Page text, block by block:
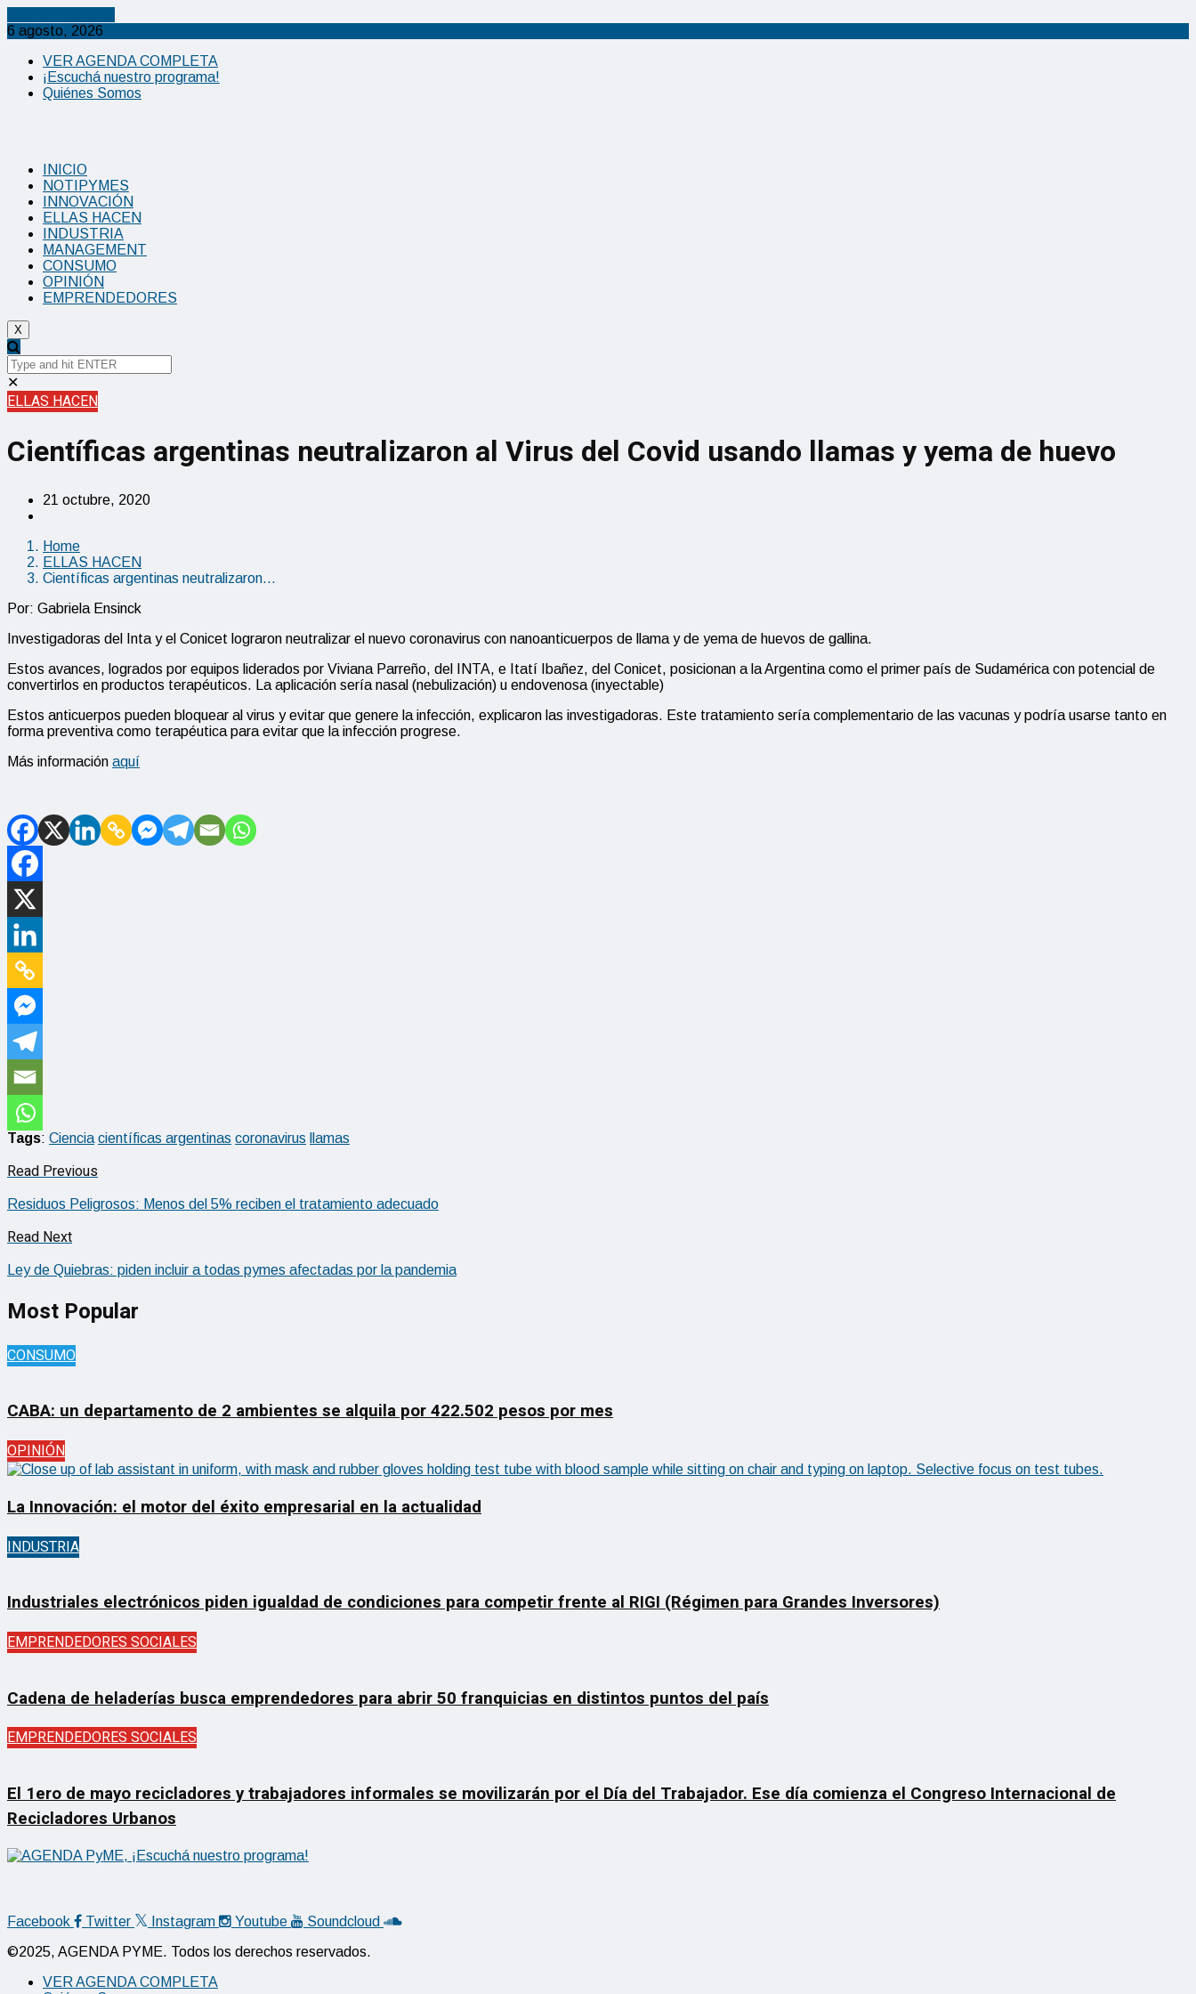
6 agosto, 2026
VER AGENDA COMPLETA
¡Escuchá nuestro programa!
Quiénes Somos
INICIO
NOTIPYMES
INNOVACIÓN
ELLAS HACEN
INDUSTRIA
MANAGEMENT
CONSUMO
OPINIÓN
EMPRENDEDORES
X
✕
ELLAS HACEN
Científicas argentinas neutralizaron al Virus del Covid usando llamas y yema de huevo
21 octubre, 2020
Home
ELLAS HACEN
Científicas argentinas neutralizaron…
Por: Gabriela Ensinck
Investigadoras del Inta y el Conicet lograron neutralizar el nuevo coronavirus con nanoanticuerpos de llama y de yema de huevos de gallina.
Estos avances, logrados por equipos liderados por Viviana Parreño, del INTA, e Itatí Ibañez, del Conicet, posicionan a la Argentina como el primer país de Sudamérica con potencial de
convertirlos en productos terapéuticos. La aplicación sería nasal (nebulización) u endovenosa (inyectable)
Estos anticuerpos pueden bloquear al virus y evitar que genere la infección, explicaron las investigadoras. Este tratamiento sería complementario de las vacunas y podría usarse tanto en
forma preventiva como terapéutica para evitar que la infección progrese.
Más información aquí
Tags: Ciencia científicas argentinas coronavirus llamas
Read Previous
Residuos Peligrosos: Menos del 5% reciben el tratamiento adecuado
Read Next
Ley de Quiebras: piden incluir a todas pymes afectadas por la pandemia
Most Popular
CONSUMO
CABA: un departamento de 2 ambientes se alquila por 422.502 pesos por mes
OPINIÓN
La Innovación: el motor del éxito empresarial en la actualidad
INDUSTRIA
Industriales electrónicos piden igualdad de condiciones para competir frente al RIGI (Régimen para Grandes Inversores)
EMPRENDEDORES SOCIALES
Cadena de heladerías busca emprendedores para abrir 50 franquicias en distintos puntos del país
EMPRENDEDORES SOCIALES
El 1ero de mayo recicladores y trabajadores informales se movilizarán por el Día del Trabajador. Ese día comienza el Congreso Internacional de
Recicladores Urbanos
Facebook Twitter Instagram Youtube
Soundcloud
©2025, AGENDA PYME. Todos los derechos reservados.
VER AGENDA COMPLETA